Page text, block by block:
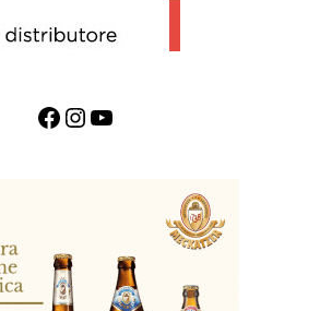
Facebook InstagramYouTube